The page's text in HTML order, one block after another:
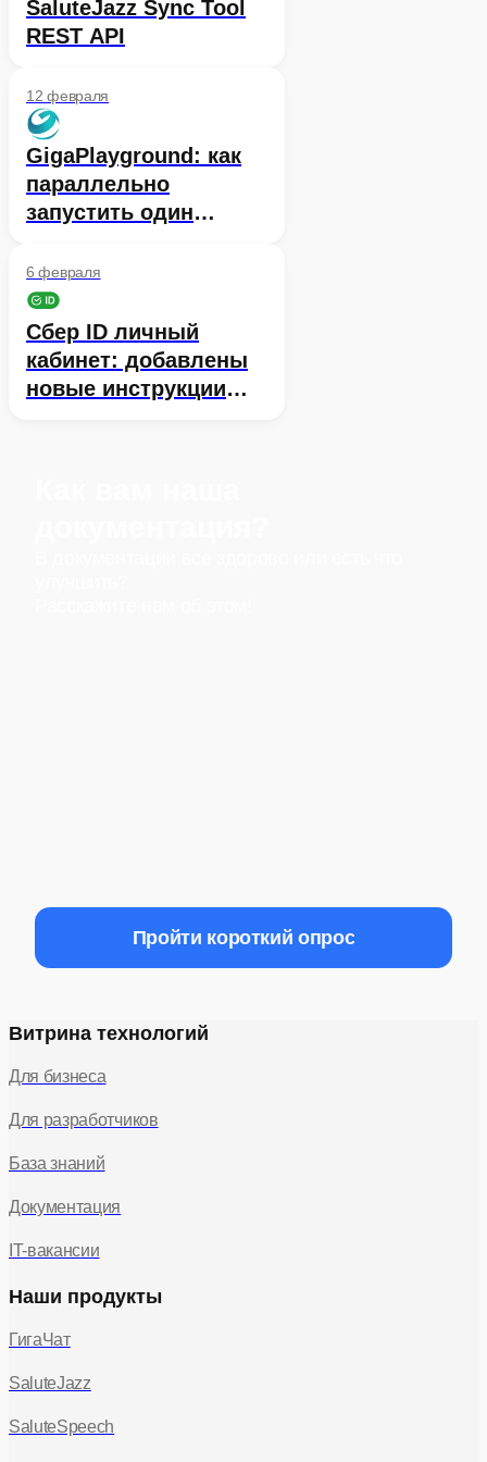
SaluteJazz Sync Tool
REST API
12 февраля
GigaPlayground: как
параллельно
запустить один
моделях, чтобы
оценить их ответы
6 февраля
Сбер ID личный
кабинет: добавлены
новые инструкции
Пройти короткий опрос
Витрина технологий
Для бизнеса
Для разработчиков
База знаний
Документация
IT-вакансии
Наши продукты
ГигаЧат
SaluteJazz
SaluteSpeech